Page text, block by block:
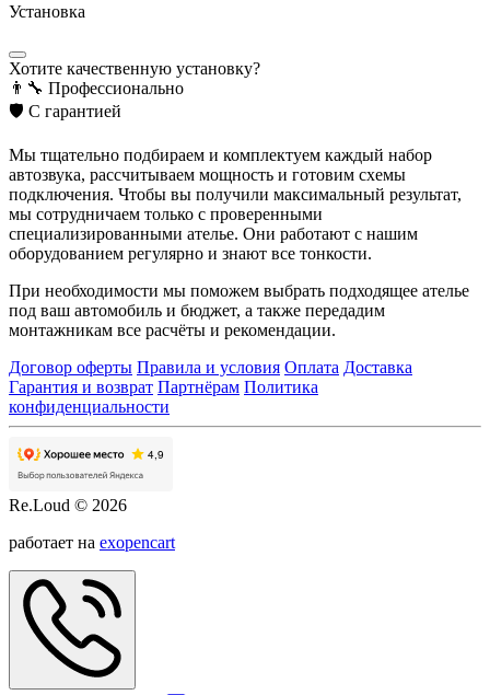
Установка
Хотите качественную установку?
👨‍🔧 Профессионально
🛡️ С гарантией
Мы тщательно подбираем и комплектуем каждый набор
автозвука, рассчитываем мощность и готовим схемы
подключения. Чтобы вы получили максимальный результат,
мы сотрудничаем только с проверенными
специализированными ателье. Они работают с нашим
оборудованием регулярно и знают все тонкости.
При необходимости мы поможем выбрать подходящее ателье
под ваш автомобиль и бюджет, а также передадим
монтажникам все расчёты и рекомендации.
Договор оферты Правила и условия Оплата Доставка
Гарантия и возврат Партнёрам Политика
конфиденциальности
Re.Loud © 2026
работает на exopencart